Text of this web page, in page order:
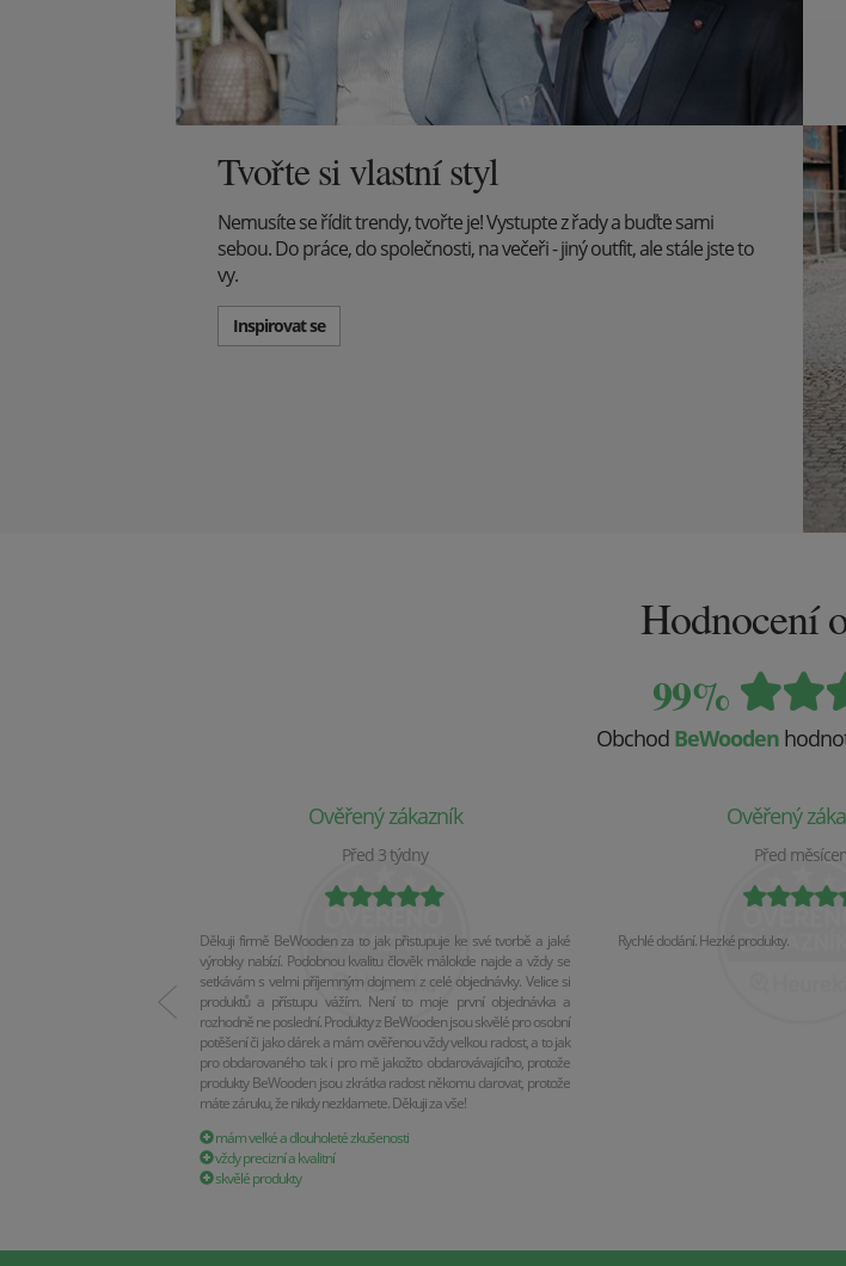
Tvořte si vlastní styl
Nemusíte se řídit trendy, tvořte je! Vystupte z řady a buďte sami
sebou. Do práce, do společnosti, na večeři - jiný outfit, ale stále jste to
vy.
Inspirovat se
Hodnocení
99%
Obchod BeWooden
Ověřený zákazník
Před 3 týdny
Děkuji firmě BeWooden za to jak přistupuje ke své tvorbě a jaké
výrobky nabízí. Podobnou kvalitu člověk málokde najde a vždy se
setkávám s velmi příjemným dojmem z celé objednávky. Velice si
produktů a přístupu vážím. Není to moje první objednávka a
rozhodně ne poslední. Produkty z BeWooden jsou skvělé pro osobní
potěšení či jako dárek a mám ověřenou vždy velkou radost, a to jak
pro obdarovaného tak i pro mě jakožto obdarovávajícího, protože
produkty BeWooden jsou zkrátka radost někomu darovat, protože
máte záruku, že nikdy nezklamete. Děkuji za vše!
mám velké a dlouholeté zkušenosti
vždy precizní a kvalitní
skvělé produkty
Ověřený
Před
Rychlé dodání. Hezké produkty.